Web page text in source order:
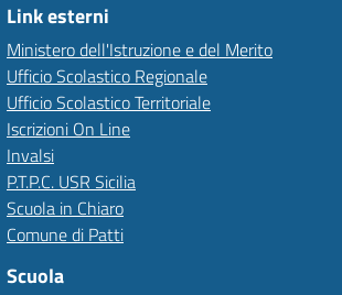
Link esterni
Ministero dell'Istruzione e del Merito
Ufficio Scolastico Regionale
Ufficio Scolastico Territoriale
Iscrizioni On Line
Invalsi
P.T.P.C. USR Sicilia
Scuola in Chiaro
Comune di Patti
Scuola